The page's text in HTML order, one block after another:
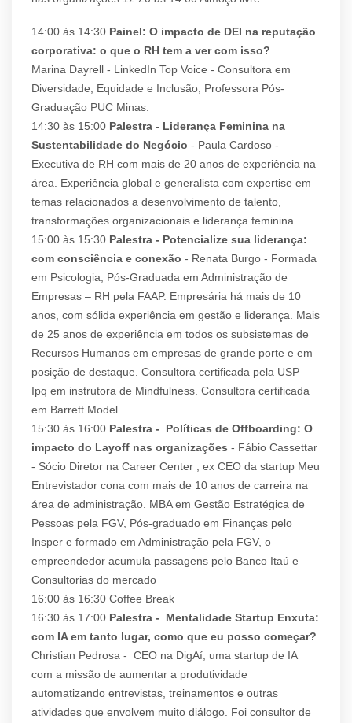
14:00 às 14:30 Painel: O impacto de DEI na reputação
corporativa: o que o RH tem a ver com isso?
Marina Dayrell - LinkedIn Top Voice - Consultora em
Diversidade, Equidade e Inclusão, Professora Pós-
Graduação PUC Minas.
14:30 às 15:00 Palestra - Liderança Feminina na
Sustentabilidade do Negócio - Paula Cardoso -
Executiva de RH com mais de 20 anos de experiência na
área. Experiência global e generalista com expertise em
temas relacionados a desenvolvimento de talento,
transformações organizacionais e liderança feminina.
15:00 às 15:30 Palestra - Potencialize sua liderança:
com consciência e conexão - Renata Burgo - Formada
em Psicologia, Pós-Graduada em Administração de
Empresas – RH pela FAAP. Empresária há mais de 10
anos, com sólida experiência em gestão e liderança. Mais
de 25 anos de experiência em todos os subsistemas de
Recursos Humanos em empresas de grande porte e em
posição de destaque. Consultora certificada pela USP –
Ipq em instrutora de Mindfulness. Consultora certificada
em Barrett Model.
15:30 às 16:00 Palestra - Políticas de Offboarding: O
impacto do Layoff nas organizações - Fábio Cassettar
- Sócio Diretor na Career Center , ex CEO da startup Meu
Entrevistador cona com mais de 10 anos de carreira na
área de administração. MBA em Gestão Estratégica de
Pessoas pela FGV, Pós-graduado em Finanças pelo
Insper e formado em Administração pela FGV, o
empreendedor acumula passagens pelo Banco Itaú e
Consultorias do mercado
16:00 às 16:30 Coffee Break
16:30 às 17:00 Palestra - Mentalidade Startup Enxuta:
com IA em tanto lugar, como que eu posso começar?
Christian Pedrosa - CEO na DigAí, uma startup de IA
com a missão de aumentar a produtividade
automatizando entrevistas, treinamentos e outras
atividades que envolvem muito diálogo. Foi consultor de